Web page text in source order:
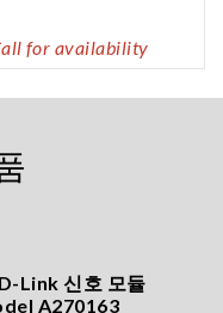
for availability
Link 신호 모듈
A270163